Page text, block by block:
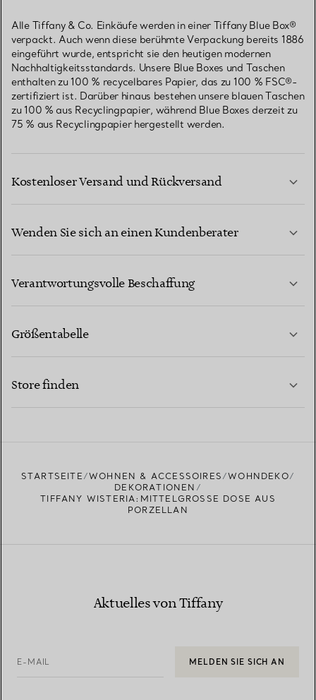
Alle Tiffany & Co. Einkäufe werden in einer Tiffany Blue Box®
verpackt. Auch wenn diese berühmte Verpackung bereits 1886
eingeführt wurde, entspricht sie den heutigen modernen
Nachhaltigkeitsstandards. Unsere Blue Boxes und Taschen
enthalten zu 100 % recycelbares Papier, das zu 100 % FSC®-
zertifiziert ist. Darüber hinaus bestehen unsere blauen Taschen
zu 100 % aus Recyclingpapier, während Blue Boxes derzeit zu
75 % aus Recyclingpapier hergestellt werden.
Kostenloser Versand und Rückversand
Wenden Sie sich an einen Kundenberater
Verantwortungsvolle Beschaffung
Größentabelle
Store finden
STARTSEITE WOHNEN & ACCESSOIRES
WOHNDEKO
DEKORATIONEN
TIFFANY WISTERIA:MITTELGROSSE DOSE AUS P
ORZELLAN
Aktuelles von Tiffany
E-MAIL MELDEN SIE SICH AN